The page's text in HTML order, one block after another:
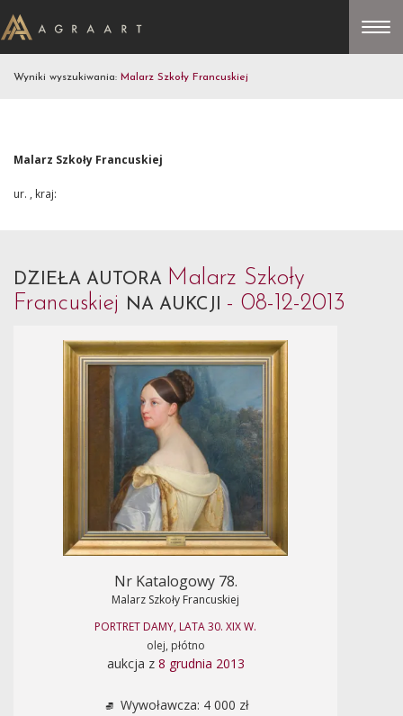
Wyniki wyszukiwania: Malarz Szkoły Francuskiej
Malarz Szkoły Francuskiej
ur. , kraj:
DZIEŁA AUTORA Malarz Szkoły
Francuskiej NA AUKCJI - 08-12-2013
Nr Katalogowy 78.
Malarz Szkoły Francuskiej
PORTRET DAMY, LATA 30. XIX W.
olej, płótno
aukcja z 8 grudnia 2013
Wywoławcza: 4 000 zł